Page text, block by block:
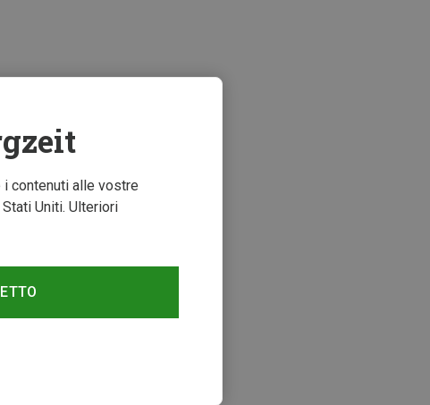
contenuti alle vostre
Uniti. Ulteriori